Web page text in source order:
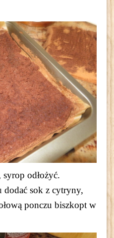
odłożyć.
dodać sok z cytryny,
ponczu biszkopt w